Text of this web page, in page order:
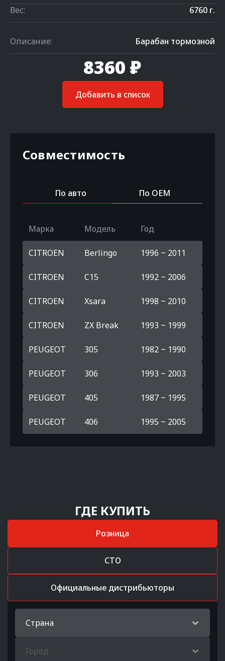
Вес:
6760 г.
Описание: Барабан тормозной
8360 ₽
Добавить в список
Совместимость
По авто По OEM
Марка Модель Год
CITROEN Berlingo 1996 ~ 2011
CITROEN C15 1992 ~ 2006
CITROEN Xsara 1998 ~ 2010
CITROEN ZX Break 1993 ~ 1999
PEUGEOT 305 1982 ~ 1990
PEUGEOT 306 1993 ~ 2003
PEUGEOT 405 1987 ~ 1995
PEUGEOT 406 1995 ~ 2005
ГДЕ КУПИТЬ
Розница
СТО
Официальные дистрибьюторы
Страна
Город